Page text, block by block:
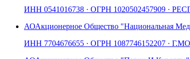
ИНН 0541016738 · ОГРН 1020502457909 ·
АОАкционерное Общество "Национальная
ИНН 7704676655 · ОГРН 1087746152207 ·